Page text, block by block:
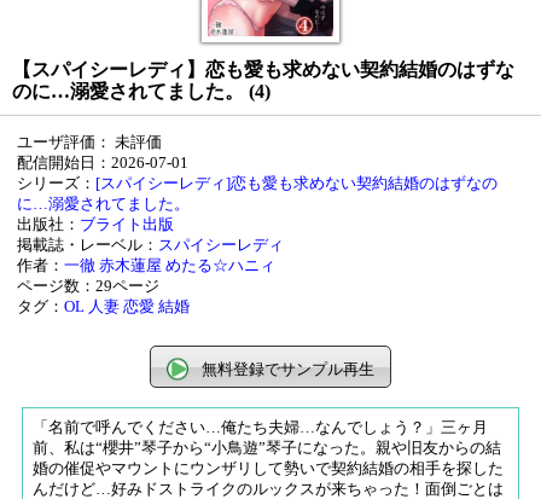
【スパイシーレディ】恋も愛も求めない契約結婚のはずな
のに…溺愛されてました。 (4)
ユーザ評価： 未評価
配信開始日：2026-07-01
シリーズ： [スパイシーレディ]恋も愛も求めない契約結婚のはずなの
に…溺愛されてました。
出版社： ブライト出版
掲載誌・レーベル： スパイシーレディ
作者：一徹 赤木蓮屋 めたる☆ハニィ
ページ数：29ページ
タグ：OL 人妻 恋愛 結婚
無料登録でサンプル再生
「名前で呼んでください…俺たち夫婦…なんでしょう？」三ヶ月
前、私は“櫻井”琴子から“小鳥遊”琴子になった。親や旧友からの結
婚の催促やマウントにウンザリして勢いで契約結婚の相手を探した
んだけど…好みドストライクのルックスが来ちゃった！面倒ごとは